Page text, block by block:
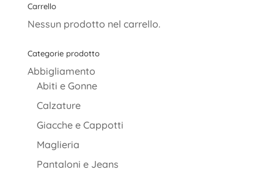
Carrello
Nessun prodotto nel carrello.
Categorie prodotto
Abbigliamento
Abiti e Gonne
Calzature
Giacche e Cappotti
Maglieria
Pantaloni e Jeans